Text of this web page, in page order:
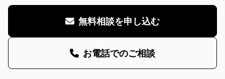
無料相談を申し込む
お電話でのご相談